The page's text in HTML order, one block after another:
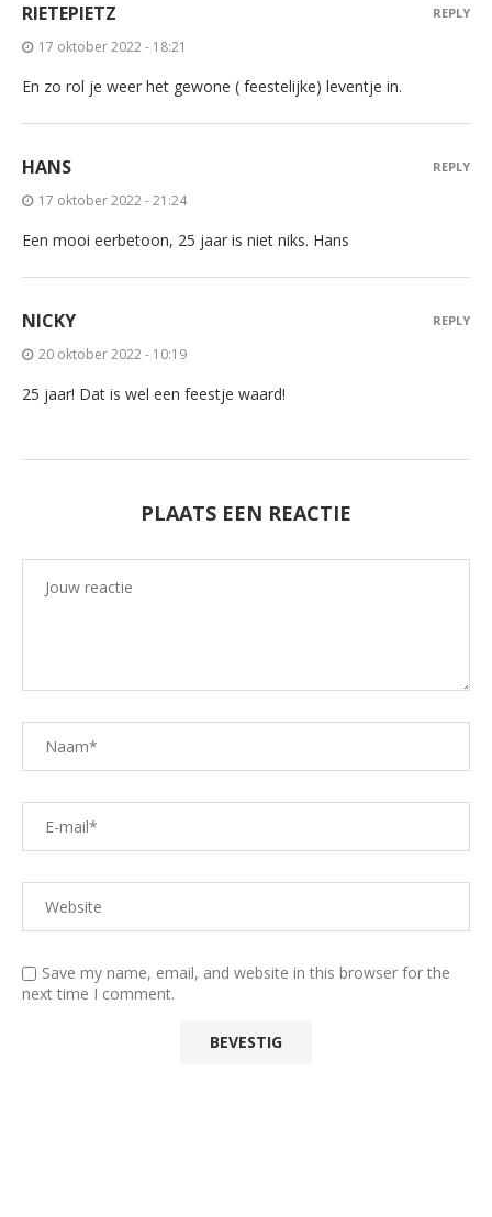
RIETEPIETZ
17 oktober 2022 - 18:21
En zo rol je weer het gewone ( feestelijke) leventje in.
REPLY
HANS
17 oktober 2022 - 21:24
Een mooi eerbetoon, 25 jaar is niet niks. Hans
REPLY
NICKY
20 oktober 2022 - 10:19
25 jaar! Dat is wel een feestje waard!
REPLY
PLAATS EEN REACTIE
Save my name, email, and website in this browser for the
next time I comment.